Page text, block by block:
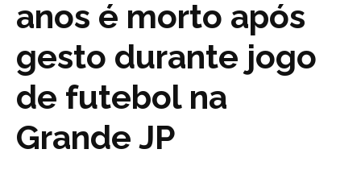
anos é morto após
gesto durante jogo
de futebol na
Grande JP